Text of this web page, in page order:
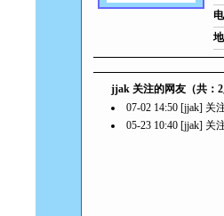
jjak 关注的网友（共：2
07-02 14:50 [jjak] 关
05-23 10:40 [jjak] 关